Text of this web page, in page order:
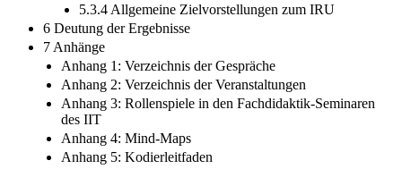
5.3.4 Allgemeine Zielvorstellungen zum IRU
6 Deutung der Ergebnisse
7 Anhänge
Anhang 1: Verzeichnis der Gespräche
Anhang 2: Verzeichnis der Veranstaltungen
Anhang 3: Rollenspiele in den Fachdidaktik-Seminaren
des IIT
Anhang 4: Mind-Maps
Anhang 5: Kodierleitfaden